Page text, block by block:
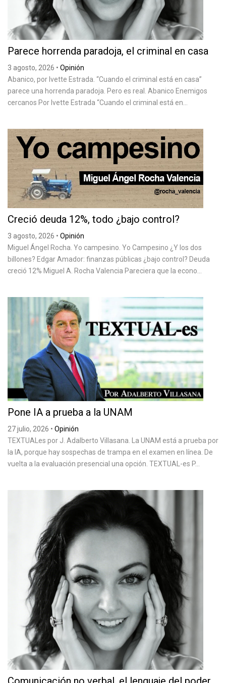
Parece horrenda paradoja, el criminal en casa
3 agosto, 2026 • Opinión
Abanico, por Ivette Estrada. “Cuando el criminal está en casa”
parece una horrenda paradoja. Pero es real. Abanico Enemigos
cercanos Por Ivette Estrada “Cuando el criminal está en...
Creció deuda 12%, todo ¿bajo control?
3 agosto, 2026 • Opinión
Miguel Ángel Rocha. Yo campesino. Yo Campesino ¿Y los dos
billones? Edgar Amador: finanzas públicas ¿bajo control? Deuda
creció 12% Miguel A. Rocha Valencia Pareciera que la econo...
Pone IA a prueba a la UNAM
27 julio, 2026 • Opinión
TEXTUALes por J. Adalberto Villasana. La UNAM está a prueba por
la IA, porque hay sospechas de trampa en el examen en línea. De
vuelta a la evaluación presencial una opción. TEXTUAL-es P...